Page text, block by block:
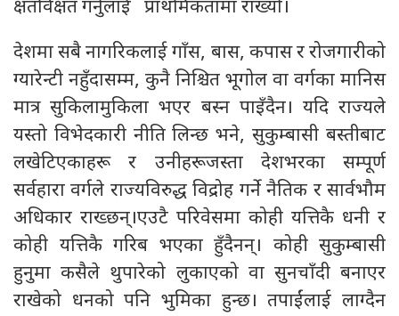
क्षतविक्षत गर्नुलाई प्राथमिकतामा राख्यो।
देशमा सबै नागरिकलाई गाँस, बास, कपास र रोजगारीको
ग्यारेन्टी नहुँदासम्म, कुनै निश्चित भूगोल वा वर्गका मानिस
मात्र सुकिलामुकिला भएर बस्न पाइँदैन। यदि राज्यले
यस्तो विभेदकारी नीति लिन्छ भने, सुकुम्बासी बस्तीबाट
लखेटिएकाहरू र उनीहरूजस्ता देशभरका सम्पूर्ण
सर्वहारा वर्गले राज्यविरुद्ध विद्रोह गर्ने नैतिक र सार्वभौम
अधिकार राख्छन्।एउटै परिवेसमा कोही यत्तिकै धनी र
कोही यत्तिकै गरिब भएका हुँदैनन्। कोही सुकुम्बासी
हुनुमा कसैले थुपारेको लुकाएको वा सुनचाँदी बनाएर
राखेको धनको पनि भुमिका हुन्छ। तपाईंलाई लाग्दैन